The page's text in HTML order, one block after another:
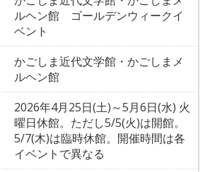
ルヘン館 ゴールデンウィークイ
ベント
かごしま近代文学館・かごしまメ
ルヘン館
2026年4月25日(土)～5月6日(水) 火
曜日休館。ただし5/5(火)は開館。
5/7(木)は臨時休館。開催時間は各
イベントで異なる